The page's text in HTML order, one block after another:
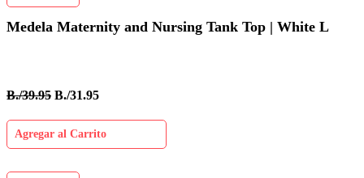
Medela Maternity and Nursing Tank Top | White L
B./39.95 B./31.95
Agregar al Carrito